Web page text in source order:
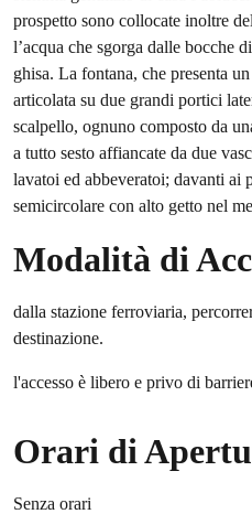
prospetto sono collocate inoltre
l’acqua che sgorga dalle bocche
ghisa. La fontana, che presenta
articolata su due grandi portici
scalpello, ognuno composto da
a tutto sesto affiancate da due
lavatoi ed abbeveratoi; davanti ai
semicircolare con alto getto nel
Modalità di
dalla stazione ferroviaria,
destinazione.
l'accesso è libero e privo di
Orari di
Senza orari